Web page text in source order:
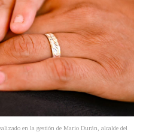
en la gestión de Mario Durán, alcalde del